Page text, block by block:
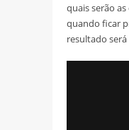
quais serão
quando ficar
resultado